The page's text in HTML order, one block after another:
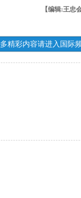
【编辑:王忠会
精彩内容请进入国际